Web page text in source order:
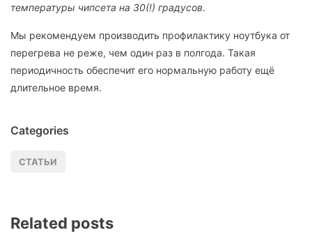
температуры чипсета на 30(!) градусов.
Мы рекомендуем производить профилактику ноутбука от
перегрева не реже, чем один раз в полгода. Такая
периодичность обеспечит его нормальную работу ещё
длительное время.
Categories
СТАТЬИ
Related posts